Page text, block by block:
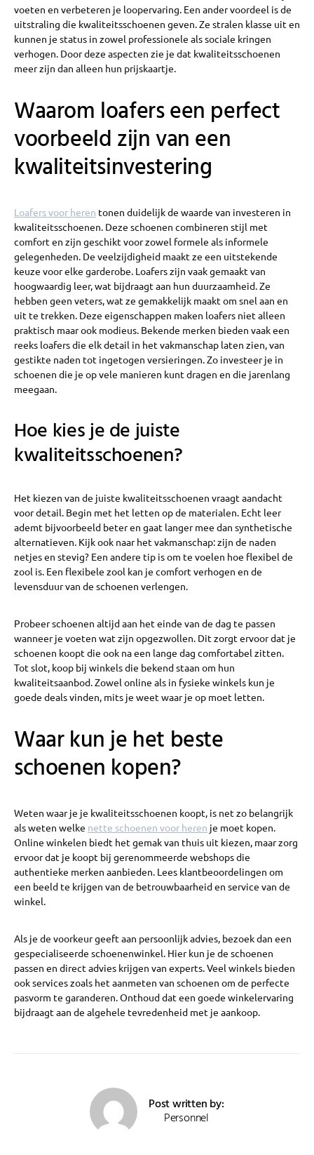
voeten en verbeteren je loopervaring. Een ander voordeel is de
uitstraling die kwaliteitsschoenen geven. Ze stralen klasse uit en
kunnen je status in zowel professionele als sociale kringen
verhogen. Door deze aspecten zie je dat kwaliteitsschoenen
meer zijn dan alleen hun prijskaartje.
Waarom loafers een perfect
voorbeeld zijn van een
kwaliteitsinvestering
Loafers voor heren tonen duidelijk de waarde van investeren in
kwaliteitsschoenen. Deze schoenen combineren stijl met
comfort en zijn geschikt voor zowel formele als informele
gelegenheden. De veelzijdigheid maakt ze een uitstekende
keuze voor elke garderobe. Loafers zijn vaak gemaakt van
hoogwaardig leer, wat bijdraagt aan hun duurzaamheid. Ze
hebben geen veters, wat ze gemakkelijk maakt om snel aan en
uit te trekken. Deze eigenschappen maken loafers niet alleen
praktisch maar ook modieus. Bekende merken bieden vaak een
reeks loafers die elk detail in het vakmanschap laten zien, van
gestikte naden tot ingetogen versieringen. Zo investeer je in
schoenen die je op vele manieren kunt dragen en die jarenlang
meegaan.
Hoe kies je de juiste
kwaliteitsschoenen?
Het kiezen van de juiste kwaliteitsschoenen vraagt aandacht
voor detail. Begin met het letten op de materialen. Echt leer
ademt bijvoorbeeld beter en gaat langer mee dan synthetische
alternatieven. Kijk ook naar het vakmanschap: zijn de naden
netjes en stevig? Een andere tip is om te voelen hoe flexibel de
zool is. Een flexibele zool kan je comfort verhogen en de
levensduur van de schoenen verlengen.
Probeer schoenen altijd aan het einde van de dag te passen
wanneer je voeten wat zijn opgezwollen. Dit zorgt ervoor dat je
schoenen koopt die ook na een lange dag comfortabel zitten.
Tot slot, koop bij winkels die bekend staan om hun
kwaliteitsaanbod. Zowel online als in fysieke winkels kun je
goede deals vinden, mits je weet waar je op moet letten.
Waar kun je het beste
schoenen kopen?
Weten waar je je kwaliteitsschoenen koopt, is net zo belangrijk
als weten welke nette schoenen voor heren je moet kopen.
Online winkelen biedt het gemak van thuis uit kiezen, maar zorg
ervoor dat je koopt bij gerenommeerde webshops die
authentieke merken aanbieden. Lees klantbeoordelingen om
een beeld te krijgen van de betrouwbaarheid en service van de
winkel.
Als je de voorkeur geeft aan persoonlijk advies, bezoek dan een
gespecialiseerde schoenenwinkel. Hier kun je de schoenen
passen en direct advies krijgen van experts. Veel winkels bieden
ook services zoals het aanmeten van schoenen om de perfecte
pasvorm te garanderen. Onthoud dat een goede winkelervaring
bijdraagt aan de algehele tevredenheid met je aankoop.
Post written by:
Personnel